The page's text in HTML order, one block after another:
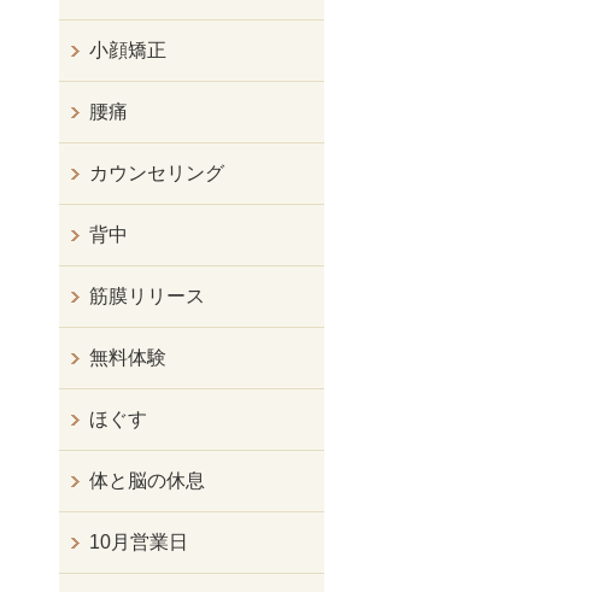
小顔矯正
腰痛
カウンセリング
背中
筋膜リリース
無料体験
ほぐす
体と脳の休息
10月営業日